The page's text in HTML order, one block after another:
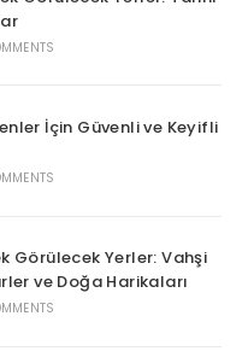
İçin Güvenli ve Keyifli
Görülecek Yerler: Vahşi
ve Doğa Harikaları